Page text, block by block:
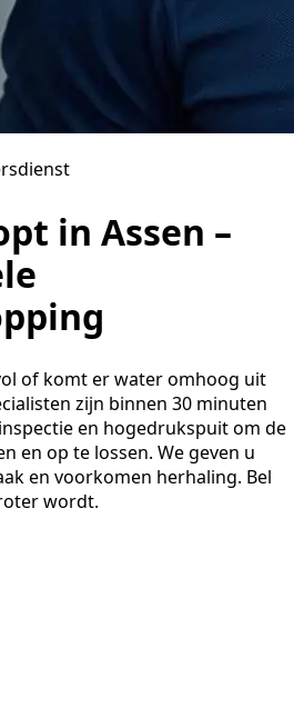
in Assen –
of komt er water omhoog uit
zijn binnen 30 minuten
en hogedrukspuit om de
en op te lossen. We geven u
en voorkomen herhaling. Bel
wordt.